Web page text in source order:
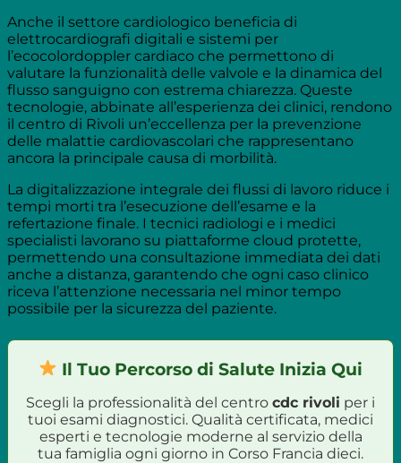
Anche il settore cardiologico beneficia di
elettrocardiografi digitali e sistemi per
l’ecocolordoppler cardiaco che permettono di
valutare la funzionalità delle valvole e la dinamica del
flusso sanguigno con estrema chiarezza. Queste
tecnologie, abbinate all’esperienza dei clinici, rendono
il centro di Rivoli un’eccellenza per la prevenzione
delle malattie cardiovascolari che rappresentano
ancora la principale causa di morbilità.
La digitalizzazione integrale dei flussi di lavoro riduce i
tempi morti tra l’esecuzione dell’esame e la
refertazione finale. I tecnici radiologi e i medici
specialisti lavorano su piattaforme cloud protette,
permettendo una consultazione immediata dei dati
anche a distanza, garantendo che ogni caso clinico
riceva l’attenzione necessaria nel minor tempo
possibile per la sicurezza del paziente.
Il Tuo Percorso di Salute Inizia Qui
Scegli la professionalità del centro cdc rivoli per i
tuoi esami diagnostici. Qualità certificata, medici
esperti e tecnologie moderne al servizio della
tua famiglia ogni giorno in Corso Francia dieci.